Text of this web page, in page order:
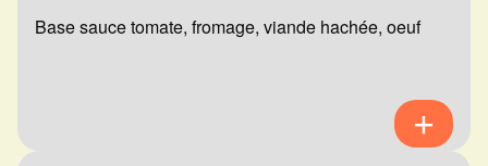
Base sauce tomate, fromage, viande hachée, oeuf